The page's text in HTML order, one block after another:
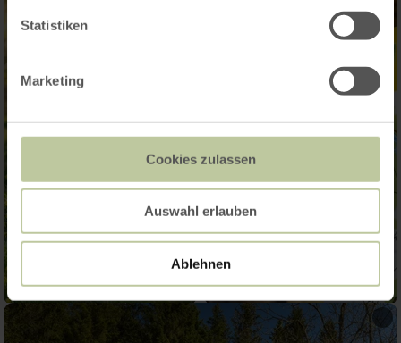
Statistiken
Marketing
Cookies zulassen
Auswahl erlauben
Ablehnen